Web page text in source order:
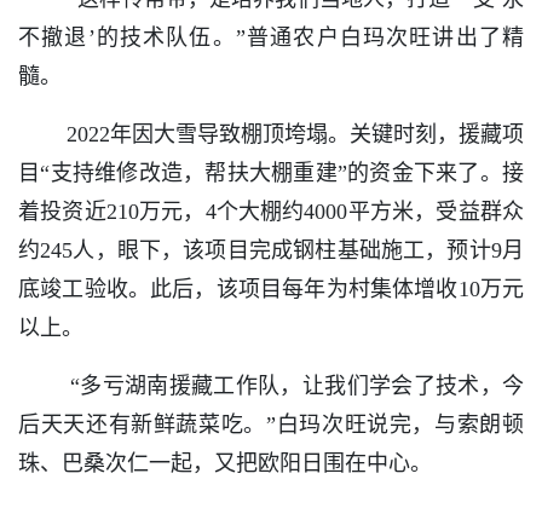
不撤退’的技术队伍。”普通农户白玛次旺讲出了精
髓。
2022年因大雪导致棚顶垮塌。关键时刻，援藏项
目“支持维修改造，帮扶大棚重建”的资金下来了。接
着投资近210万元，4个大棚约4000平方米，受益群众
约245人，眼下，该项目完成钢柱基础施工，预计9月
底竣工验收。此后，该项目每年为村集体增收10万元
以上。
“多亏湖南援藏工作队，让我们学会了技术，今
后天天还有新鲜蔬菜吃。”白玛次旺说完，与索朗顿
珠、巴桑次仁一起，又把欧阳日围在中心。